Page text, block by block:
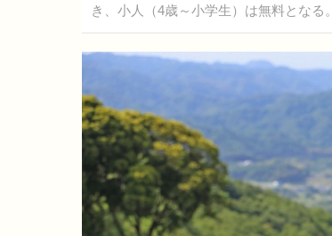
き、小人（4歳～小学生）は無料となる。